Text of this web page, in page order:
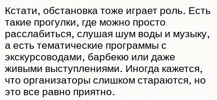
Кстати, обстановка тоже играет роль. Есть
такие прогулки, где можно просто
расслабиться, слушая шум воды и музыку,
а есть тематические программы с
экскурсоводами, барбекю или даже
живыми выступлениями. Иногда кажется,
что организаторы слишком стараются, но
это все равно приятно.